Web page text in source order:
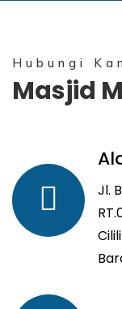
Hubungi
Masjid
Jl.